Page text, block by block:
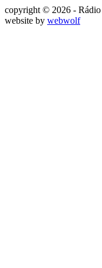
copyright © 2026 - Rádio
website by webwolf